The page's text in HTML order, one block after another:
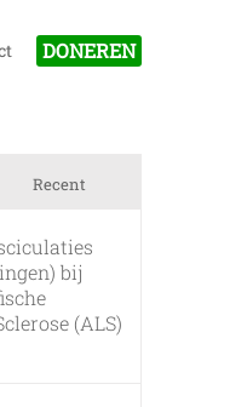
DONEREN
Recent
bij
(ALS)